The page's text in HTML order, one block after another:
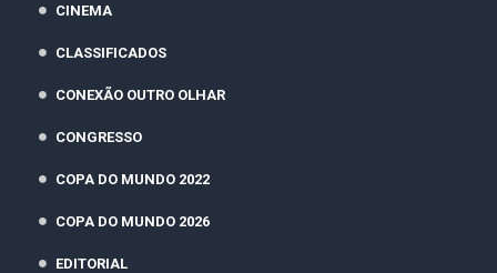
CINEMA
CLASSIFICADOS
CONEXÃO OUTRO OLHAR
CONGRESSO
COPA DO MUNDO 2022
COPA DO MUNDO 2026
EDITORIAL